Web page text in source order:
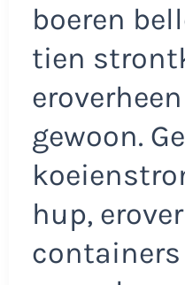
boeren
tien
gewoon.
hup,